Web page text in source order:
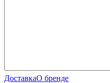
ДоставкаО бренде